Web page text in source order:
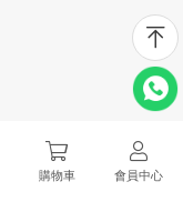
購物車 會員中心